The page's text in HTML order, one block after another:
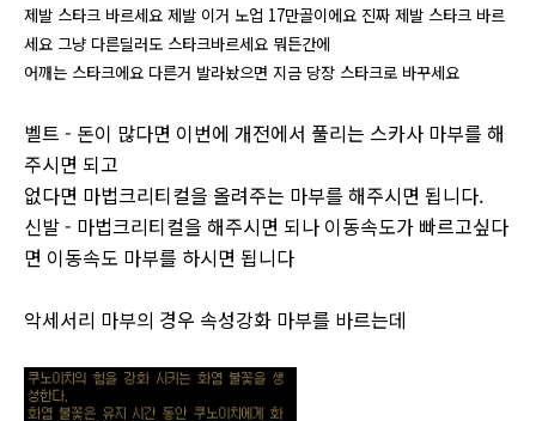
제발 스타크 바르세요 제발 이거 노업 17만골이에요 진짜 제발 스타크 바르
세요 그냥 다른딜러도 스타크바르세요 뭐든간에
어깨는 스타크에요 다른거 발라놨으면 지금 당장 스타크로 바꾸세요
벨트 - 돈이 많다면 이번에 개전에서 풀리는 스카사 마부를 해
주시면 되고
없다면 마법크리티컬을 올려주는 마부를 해주시면 됩니다.
신발 - 마법크리티컬을 해주시면 되나 이동속도가 빠르고싶다
면 이동속도 마부를 하시면 됩니다
악세서리 마부의 경우 속성강화 마부를 바르는데